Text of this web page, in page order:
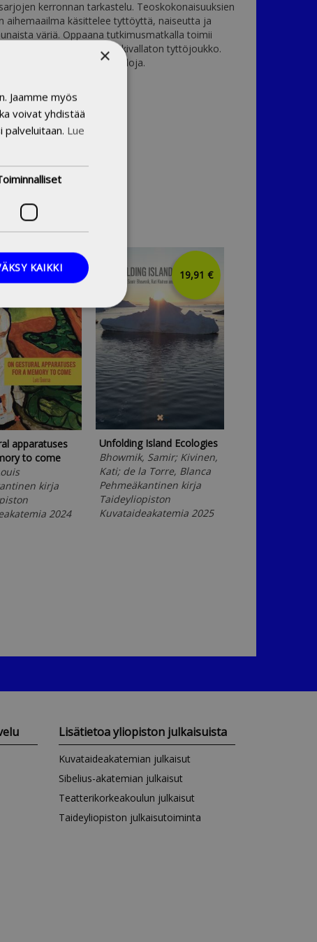
kerronnan tarkastelu. Teoskokonaisuuksien
aihemaailma käsittelee tyttöyttä, naiseutta ja
väriä. Oppaana tutkimusmatkalla toimii
teosteni vallaton ja väkivallaton tyttöjoukko.
tytöt valtaavat erilaisia tiloja.
19,91 €
apparatuses
to come
kirja
2024
19,91 €
Unfolding Island Ecologies
Bhowmik, Samir; Kivinen,
Kati; de la Torre, Blanca
Pehmeäkantinen kirja
Taideyliopiston
Kuvataideakatemia 2025
Lisätietoa yliopiston julkaisuista
Kuvataideakatemian julkaisut
Sibelius-akatemian julkaisut
Teatterikorkeakoulun julkaisut
Taideyliopiston julkaisutoiminta
×
Jaamme myös
voivat yhdistää
Lue
KAIKKI